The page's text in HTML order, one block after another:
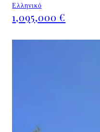
Ελληνικό
1,095,000 €